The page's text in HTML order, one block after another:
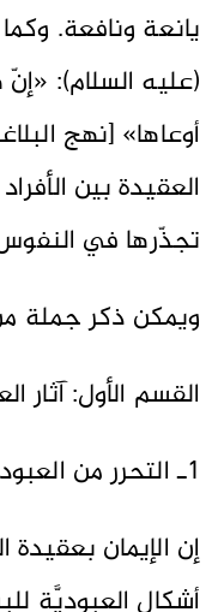
يانعة ونافعة.
(عليه السلام):
العقيدة بين
تجذّرها في
ويمكن ذكر جملة من
القسم الأول: آثار
1ـ التحرر من العبودية لغير الله:
إن الإيمان
أشكال العبوديَّة